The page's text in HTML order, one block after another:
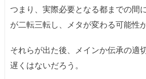
つまり、実際必要となる都までの間
が二転三転し、メタが変わる可能性
それらが出た後、メインか伝承の適
遅くはないだろう。